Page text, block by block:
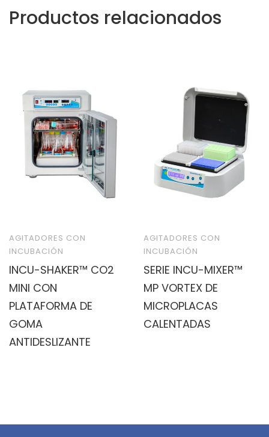
Productos relacionados
AGITADORES CON
INCUBACIÓN
INCU-SHAKER™ CO2
MINI CON
PLATAFORMA DE
GOMA
ANTIDESLIZANTE
AGITADORES CON
INCUBACIÓN
SERIE INCU-MIXER™
MP VORTEX DE
MICROPLACAS
CALENTADAS